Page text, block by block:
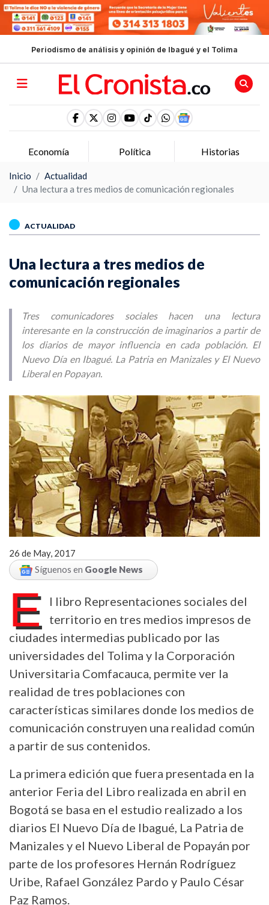
Periodismo de análisis y opinión de Ibagué y el Tolima
Economía Política Historias
Inicio
Actualidad
Una lectura a tres medios de comunicación regionales
ACTUALIDAD
Una lectura a tres medios de
comunicación regionales
Tres comunicadores sociales hacen una lectura
interesante en la construcción de imaginarios a partir de
los diarios de mayor influencia en cada población. El
Nuevo Día en Ibagué. La Patria en Manizales y El Nuevo
Liberal en Popayan.
26 de May, 2017
Síguenos en Google News
E
l libro Representaciones sociales del
territorio en tres medios impresos de
ciudades intermedias publicado por las
universidades del Tolima y la Corporación
Universitaria Comfacauca, permite ver la
realidad de tres poblaciones con
características similares donde los medios de
comunicación construyen una realidad común
a partir de sus contenidos.
La primera edición que fuera presentada en la
anterior Feria del Libro realizada en abril en
Bogotá se basa en el estudio realizado a los
diarios El Nuevo Día de Ibagué, La Patria de
Manizales y el Nuevo Liberal de Popayán por
parte de los profesores Hernán Rodríguez
Uribe, Rafael González Pardo y Paulo César
Paz Ramos.